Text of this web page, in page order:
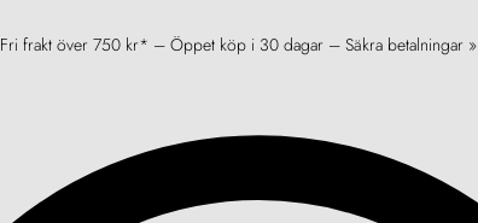
Fri frakt över 750 kr* – Öppet köp i 30 dagar – Säkra betalningar »